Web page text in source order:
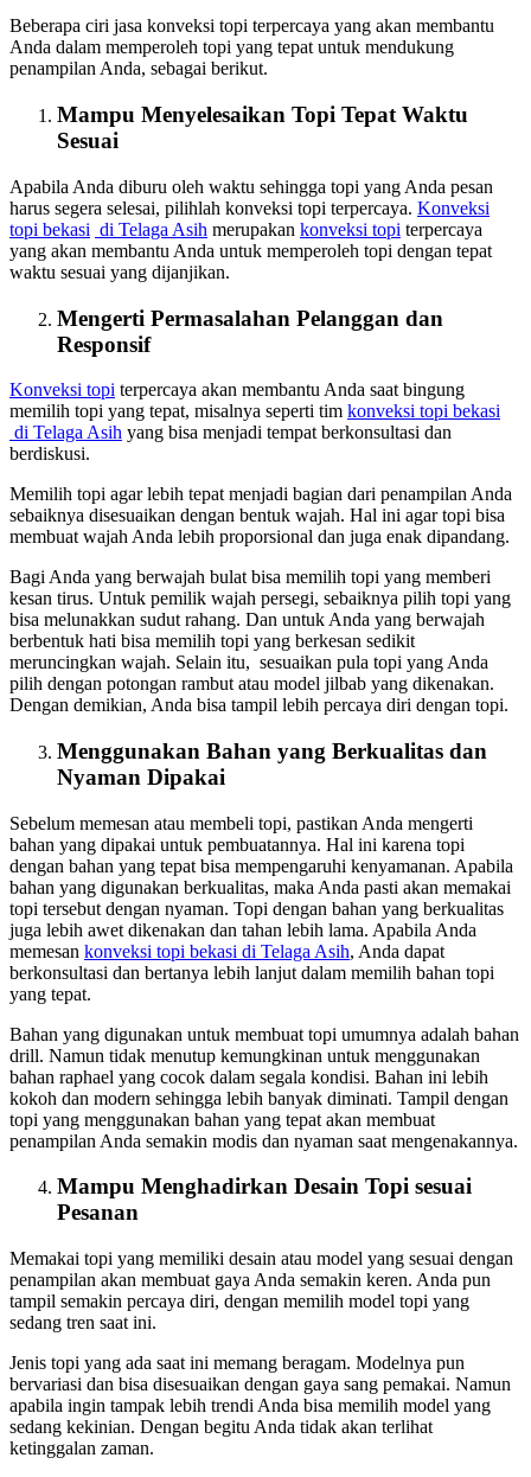
Beberapa ciri jasa konveksi topi terpercaya yang akan membantu
Anda dalam memperoleh topi yang tepat untuk mendukung
penampilan Anda, sebagai berikut.
Mampu Menyelesaikan Topi Tepat Waktu
Sesuai
Apabila Anda diburu oleh waktu sehingga topi yang Anda pesan
harus segera selesai, pilihlah konveksi topi terpercaya. Konveksi
topi bekasi di Telaga Asih merupakan konveksi topi terpercaya
yang akan membantu Anda untuk memperoleh topi dengan tepat
waktu sesuai yang dijanjikan.
Mengerti Permasalahan Pelanggan dan
Responsif
Konveksi topi terpercaya akan membantu Anda saat bingung
memilih topi yang tepat, misalnya seperti tim konveksi topi bekasi
di Telaga Asih yang bisa menjadi tempat berkonsultasi dan
berdiskusi.
Memilih topi agar lebih tepat menjadi bagian dari penampilan Anda
sebaiknya disesuaikan dengan bentuk wajah. Hal ini agar topi bisa
membuat wajah Anda lebih proporsional dan juga enak dipandang.
Bagi Anda yang berwajah bulat bisa memilih topi yang memberi
kesan tirus. Untuk pemilik wajah persegi, sebaiknya pilih topi yang
bisa melunakkan sudut rahang. Dan untuk Anda yang berwajah
berbentuk hati bisa memilih topi yang berkesan sedikit
meruncingkan wajah. Selain itu, sesuaikan pula topi yang Anda
pilih dengan potongan rambut atau model jilbab yang dikenakan.
Dengan demikian, Anda bisa tampil lebih percaya diri dengan topi.
Menggunakan Bahan yang Berkualitas dan
Nyaman Dipakai
Sebelum memesan atau membeli topi, pastikan Anda mengerti
bahan yang dipakai untuk pembuatannya. Hal ini karena topi
dengan bahan yang tepat bisa mempengaruhi kenyamanan. Apabila
bahan yang digunakan berkualitas, maka Anda pasti akan memakai
topi tersebut dengan nyaman. Topi dengan bahan yang berkualitas
juga lebih awet dikenakan dan tahan lebih lama. Apabila Anda
memesan konveksi topi bekasi di Telaga Asih, Anda dapat
berkonsultasi dan bertanya lebih lanjut dalam memilih bahan topi
yang tepat.
Bahan yang digunakan untuk membuat topi umumnya adalah bahan
drill. Namun tidak menutup kemungkinan untuk menggunakan
bahan raphael yang cocok dalam segala kondisi. Bahan ini lebih
kokoh dan modern sehingga lebih banyak diminati. Tampil dengan
topi yang menggunakan bahan yang tepat akan membuat
penampilan Anda semakin modis dan nyaman saat mengenakannya.
Mampu Menghadirkan Desain Topi sesuai
Pesanan
Memakai topi yang memiliki desain atau model yang sesuai dengan
penampilan akan membuat gaya Anda semakin keren. Anda pun
tampil semakin percaya diri, dengan memilih model topi yang
sedang tren saat ini.
Jenis topi yang ada saat ini memang beragam. Modelnya pun
bervariasi dan bisa disesuaikan dengan gaya sang pemakai. Namun
apabila ingin tampak lebih trendi Anda bisa memilih model yang
sedang kekinian. Dengan begitu Anda tidak akan terlihat
ketinggalan zaman.